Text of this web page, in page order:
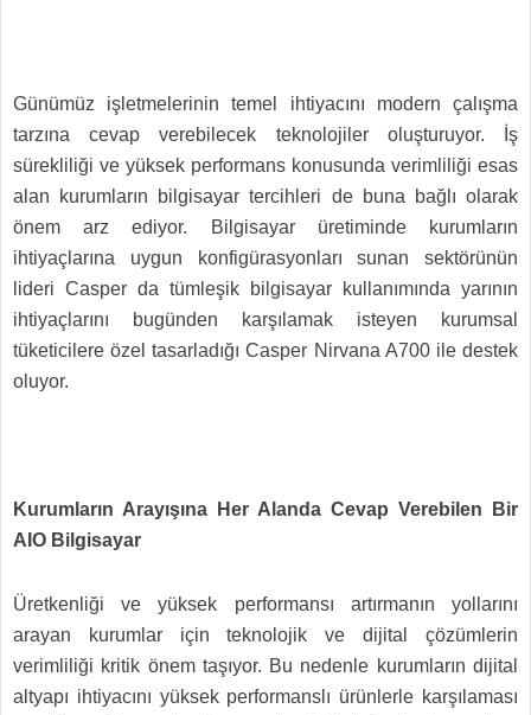
Günümüz işletmelerinin temel ihtiyacını modern çalışma
tarzına cevap verebilecek teknolojiler oluşturuyor. İş
sürekliliği ve yüksek performans konusunda verimliliği esas
alan kurumların bilgisayar tercihleri de buna bağlı olarak
önem arz ediyor. Bilgisayar üretiminde kurumların
ihtiyaçlarına uygun konfigürasyonları sunan sektörünün
lideri Casper da tümleşik bilgisayar kullanımında yarının
ihtiyaçlarını bugünden karşılamak isteyen kurumsal
tüketicilere özel tasarladığı Casper Nirvana A700 ile destek
oluyor.
Kurumların Arayışına Her Alanda Cevap Verebilen Bir
AIO Bilgisayar
Üretkenliği ve yüksek performansı artırmanın yollarını
arayan kurumlar için teknolojik ve dijital çözümlerin
verimliliği kritik önem taşıyor. Bu nedenle kurumların dijital
altyapı ihtiyacını yüksek performanslı ürünlerle karşılaması